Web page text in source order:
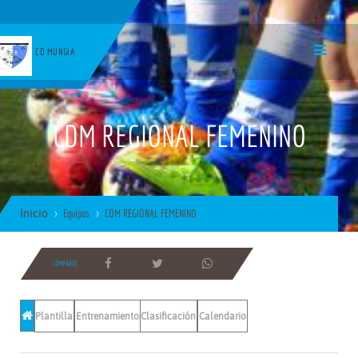
CD MUNGIA
CDM REGIONAL FEMENINO
Inicio Equipos CDM REGIONAL FEMENINO
COMPARTE
Plantilla EntrenamientosClasificación Calendario